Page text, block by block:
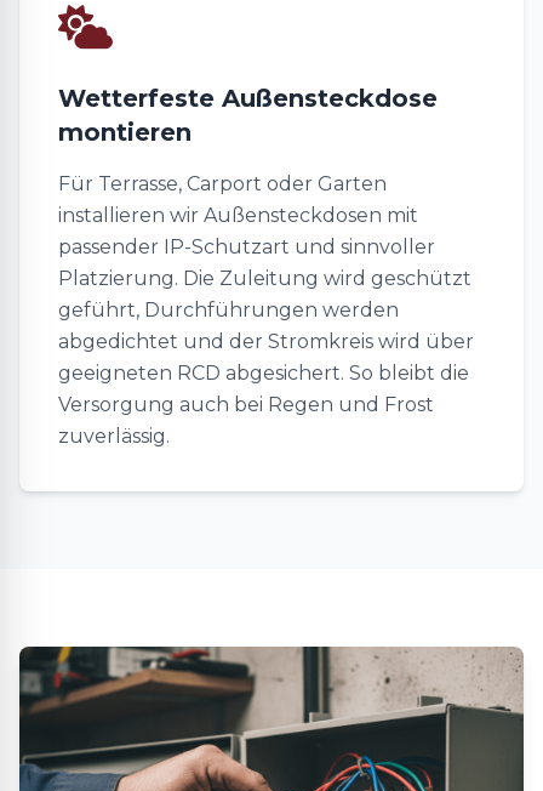
Wetterfeste Außensteckdose
montieren
Für Terrasse, Carport oder Garten
installieren wir Außensteckdosen mit
passender IP-Schutzart und sinnvoller
Platzierung. Die Zuleitung wird geschützt
geführt, Durchführungen werden
abgedichtet und der Stromkreis wird über
geeigneten RCD abgesichert. So bleibt die
Versorgung auch bei Regen und Frost
zuverlässig.